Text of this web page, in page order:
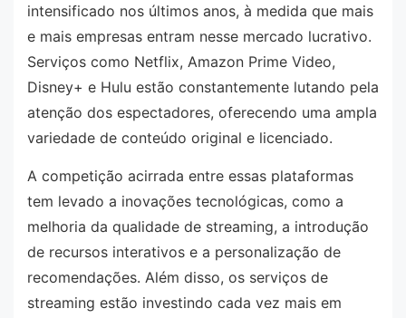
intensificado nos últimos anos, à medida que mais
e mais empresas entram nesse mercado lucrativo.
Serviços como Netflix, Amazon Prime Video,
Disney+ e Hulu estão constantemente lutando pela
atenção dos espectadores, oferecendo uma ampla
variedade de conteúdo original e licenciado.
A competição acirrada entre essas plataformas
tem levado a inovações tecnológicas, como a
melhoria da qualidade de streaming, a introdução
de recursos interativos e a personalização de
recomendações. Além disso, os serviços de
streaming estão investindo cada vez mais em